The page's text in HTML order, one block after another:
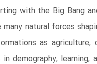
with the Big Bang
natural forces
as agriculture,
demography, learning,